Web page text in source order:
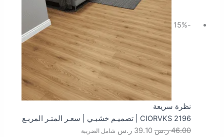
-15%
نظرة سريعة
CIORVKS 2196 | تصميـم خشبـي | سعـر المتـر المربـع
46.00 ر.س 39.10 ر.س شامل الضريبة